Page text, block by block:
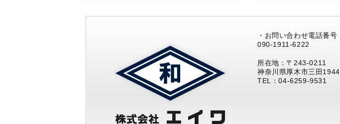
・お問い合わせ電話番号
090-1911-6222
所在地：〒243-0211
神奈川県厚木市三田1944
TEL：04-6259-9531